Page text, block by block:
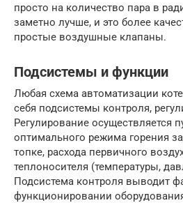
просто на количество пара в
заметно лучше, и это более
простые воздушные клапаны.
Подсистемы и функции
Любая схема автоматизации
себя подсистемы контроля,
Регулирование осуществляется
оптимального режима горения
топке, расхода первичного
теплоносителя (температуры,
Подсистема контроля выводит
функционировании